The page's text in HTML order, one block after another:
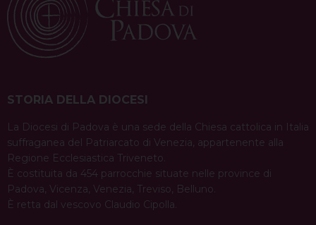
STORIA DELLA DIOCESI
La Diocesi di Padova è una sede della Chiesa cattolica in Italia
suffraganea del Patriarcato di Venezia, appartenente alla
Regione Ecclesiastica Triveneto.
È costituita da 454 parrocchie situate nelle province di
Padova, Vicenza, Venezia, Treviso, Belluno.
È retta dal vescovo Claudio Cipolla.